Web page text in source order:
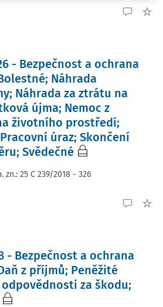
- Bezpečnost a ochrana
Náhrada
Náhrada za ztrátu na
újma; Nemoc z
životního prostředí;
úraz; Skončení
Svědečné
zn.: 25 C 239/2018 - 326
- Bezpečnost a ochrana
z příjmů; Peněžité
za škodu;